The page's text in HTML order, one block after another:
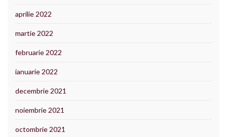
aprilie 2022
martie 2022
februarie 2022
ianuarie 2022
decembrie 2021
noiembrie 2021
octombrie 2021